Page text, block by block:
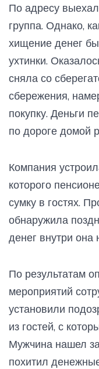
По адресу
группа. Однако,
хищение денег
ухтинки.
сняла со
сбережения,
покупку. Деньги
по дороге домой
Компания
которого
сумку в гостях.
обнаружила
денег внутри она
По результатам
мероприятий
установили
из гостей, с
Мужчина нашел
похитил